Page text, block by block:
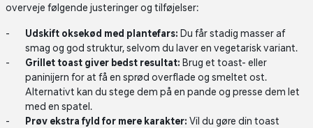
overveje følgende justeringer og tilføjelser:
Udskift oksekød med plantefars: Du får stadig masser af
smag og god struktur, selvom du laver en vegetarisk variant.
Grillet toast giver bedst resultat: Brug et toast- eller
paninijern for at få en sprød overflade og smeltet ost.
Alternativt kan du stege dem på en pande og presse dem let
med en spatel.
Prøv ekstra fyld for mere karakter: Vil du gøre din toast